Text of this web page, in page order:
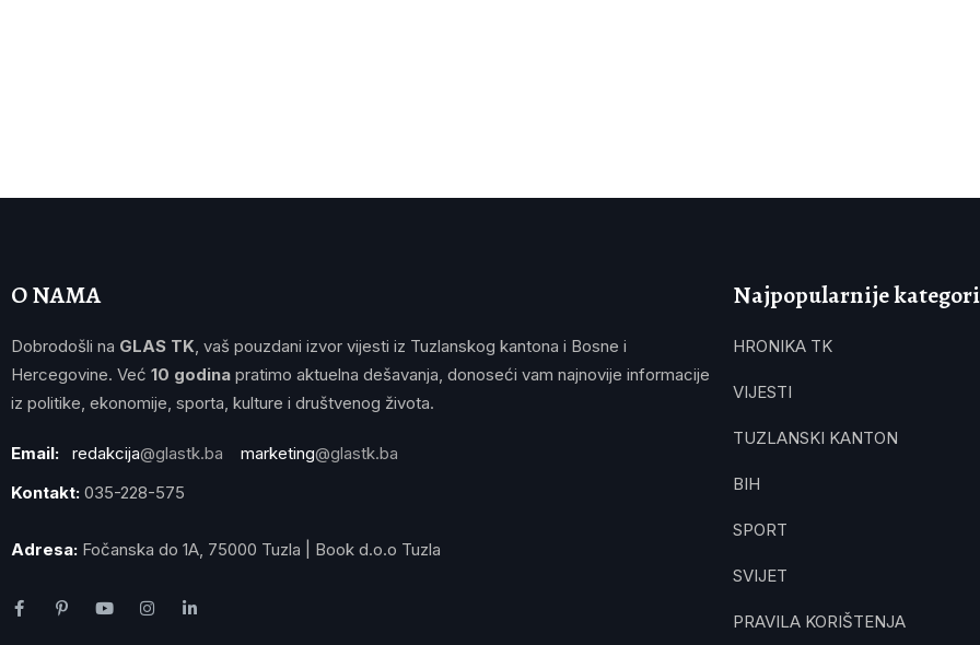
O NAMA
Dobrodošli na GLAS TK, vaš pouzdani izvor vijesti iz Tuzlanskog kantona i Bosne i
Hercegovine. Već 10 godina pratimo aktuelna dešavanja, donoseći vam najnovije informacije
iz politike, ekonomije, sporta, kulture i društvenog života.
Email: redakcija@glastk.ba marketing@glastk.ba
Kontakt: 035-228-575
Adresa: Fočanska do 1A, 75000 Tuzla | Book d.o.o Tuzla
Najpopularnije
HRONIKA TK
VIJESTI
TUZLANSKI KANTON
BIH
SPORT
SVIJET
PRAVILA KORIŠTENJA